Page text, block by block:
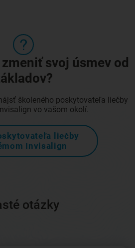
svoj úsmev od
školeného poskytovateľa liečby
vo vašom okolí.
liečby
Invisalign
otázky